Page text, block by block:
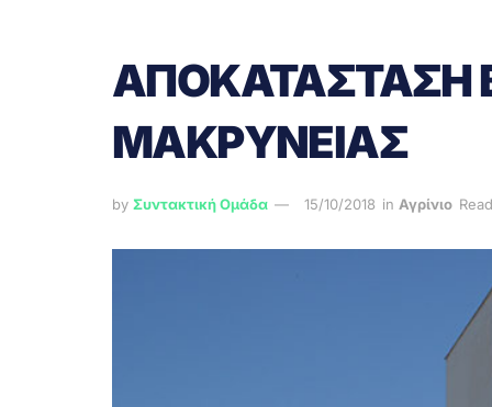
ΑΠΟΚΑΤΑΣΤΑΣΗ
ΜΑΚΡΥΝΕΙΑΣ
by Συντακτική Ομάδα 15/10/2018 in Αγρίνιο